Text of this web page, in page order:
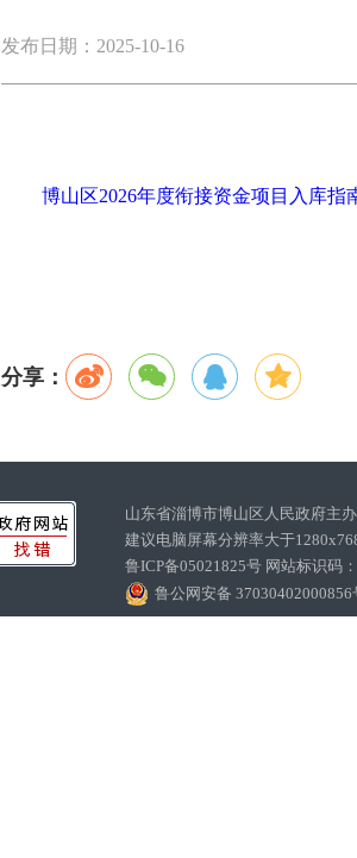
发布日期：2025-10-16
博山区2026年度衔接资金项目入库指
分享：
山东省淄博市博山区人民政府
建议电脑屏幕分辨率大于
鲁ICP备05021825号 网站标识码
鲁公网安备 37030402000856